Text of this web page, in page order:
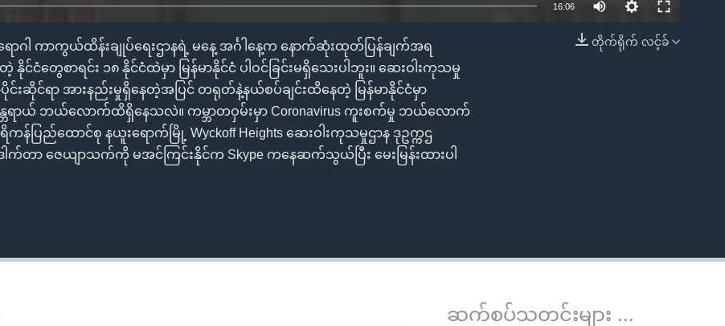
EMBED
16:06
တိုက်ရိုက် လင့်ခ်
ာဂါ ကာကွယ်ထိန်းချုပ်ရေးဌာနရဲ့ မနေ့ အင်္ဂါနေ့က နောက်ဆုံးထုတ်ပြန်ချက်အရ
နိုင်ငံတွေစာရင်း ၁၈ နိုင်ငံထဲမှာ မြန်မာနိုင်ငံ ပါဝင်ခြင်းမရှိသေးပါဘူး။ ဆေးဝါးကုသမှု
ပိုင်းဆိုင်ရာ အားနည်းမှုရှိနေတဲ့အပြင် တရုတ်နဲ့နယ်စပ်ချင်းထိနေတဲ့ မြန်မာနိုင်ငံမှာ
န္တရာယ် ဘယ်လောက်ထိရှိနေသလဲ။ ကမ္ဘာတဝှမ်းမှာ Coronavirus ကူးစက်မှု ဘယ်လောက်
န်ပြည်ထောင်စု နယူးရောက်မြို့ Wyckoff Heights ဆေးဝါးကုသမှုဌာန ဒုဥက္ကဌ
က်တာ ဇေယျာသက်ကို မအင်ကြင်းနိုင်က Skype ကနေဆက်သွယ်ပြီး မေးမြန်းထားပါ
ဆက်စပ်သတင်းများ ...